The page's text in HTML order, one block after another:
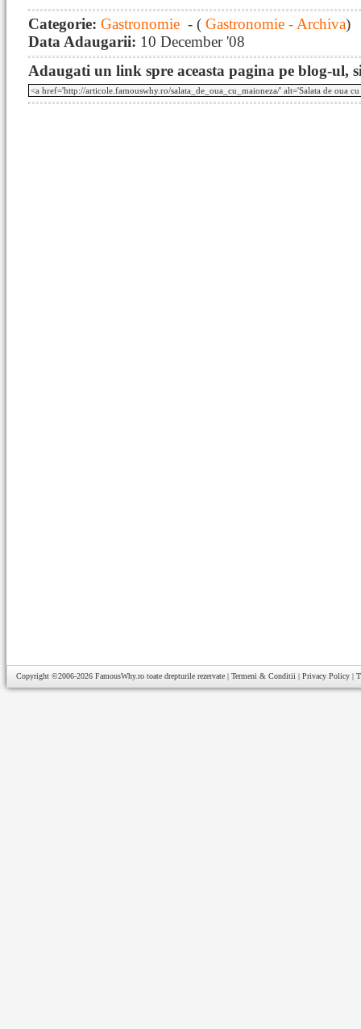
Categorie: Gastronomie - ( Gastronomie - Archiva)
Data Adaugarii: 10 December '08
Adaugati un link spre aceasta pagina pe blog-ul,
Copyright ©2006-2026 FamousWhy.ro toate drepturile rezervate | Termeni & Conditii | Privacy Policy |